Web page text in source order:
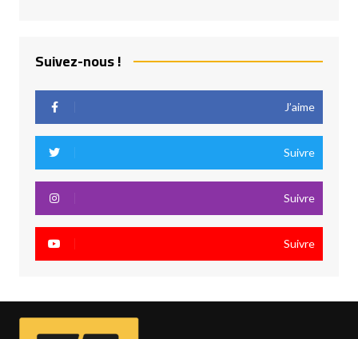
Suivez-nous !
J’aime
Suivre
Suivre
Suivre